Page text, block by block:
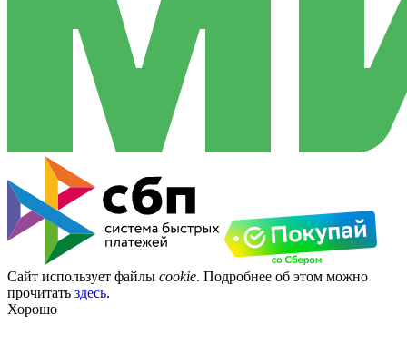
Сайт использует файлы cookie. Подробнее об этом можно
прочитать здесь.
Хорошо